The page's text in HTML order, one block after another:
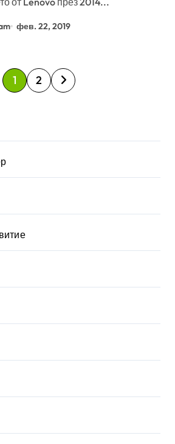
фев. 22, 2019
Р
а
д
е
л
н
е
у
л
к
ц
1 2